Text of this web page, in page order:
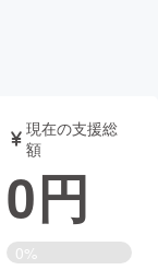
音楽
ゲーム・サ
書籍・雑誌
現在の支援総
額
0円
0%